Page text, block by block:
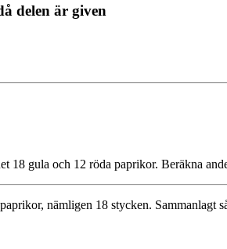
delen är given
18 gula och 12 röda paprikor. Beräkna
nämligen 18 stycken. Sammanlagt